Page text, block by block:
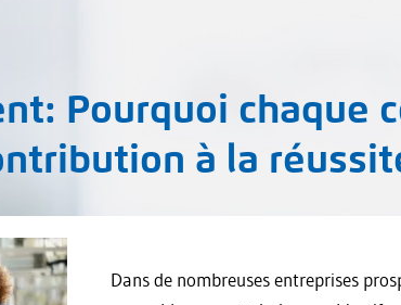
: Pourquoi chaque
à la
Dans de nombreuses entreprises